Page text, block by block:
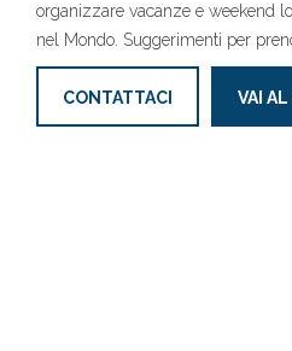
organizzare vacanze e weekend
nel Mondo. Suggerimenti per
CONTATTACI VAI